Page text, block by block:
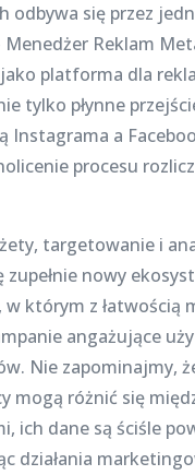
odbywa się przez
Menedżer Reklam
platforma dla
tylko płynne
Instagrama a
procesu
targetowanie i
zupełnie nowy
w którym z łatwością
angażujące
Nie zapominajmy,
mogą różnić się
ich dane są ściśle
działania